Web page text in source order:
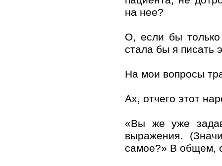
на нее?
О, если бы
стала бы я писать
На мои вопросы
Ах, отчего этот
«Вы же уже
выражения.
самое?» В общем,